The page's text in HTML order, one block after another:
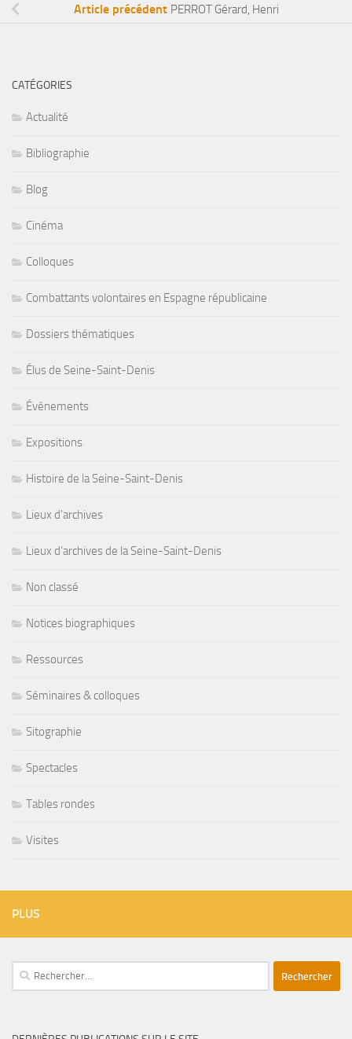
Article précédent PERROT Gérard, Henri
CATÉGORIES
Actualité
Bibliographie
Blog
Cinéma
Colloques
Combattants volontaires en Espagne républicaine
Dossiers thématiques
Élus de Seine-Saint-Denis
Événements
Expositions
Histoire de la Seine-Saint-Denis
Lieux d'archives
Lieux d’archives de la Seine-Saint-Denis
Non classé
Notices biographiques
Ressources
Séminaires & colloques
Sitographie
Spectacles
Tables rondes
Visites
PLUS
Rechercher :